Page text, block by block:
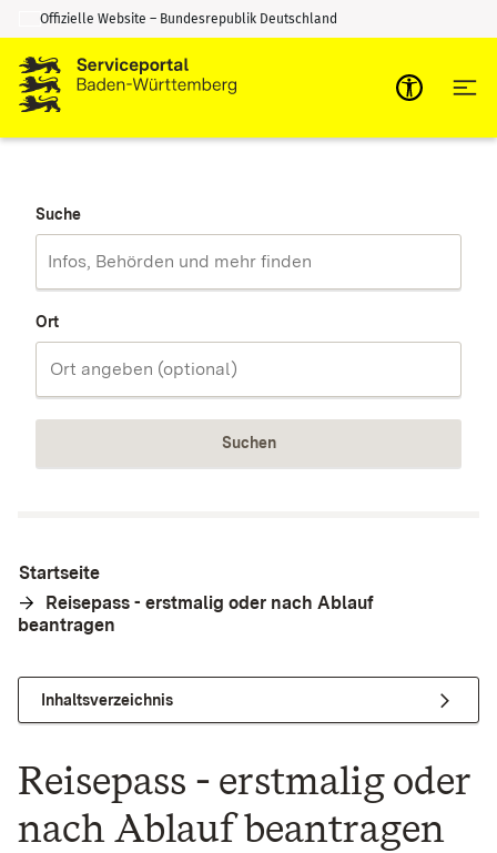
Zum Inhalt springen
Zur Suche springen
Offizielle Website – Bundesrepublik Deutschland
Suche
Ort
Suchen
Startseite
Reisepass - erstmalig oder nach Ablauf
beantragen
Inhaltsverzeichnis
Reisepass - erstmalig oder
nach Ablauf beantragen